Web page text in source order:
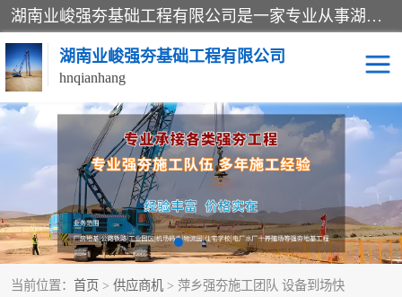
湖南业峻强夯基础工程有限公司是一家专业从事湖南强夯基础工程、强夯机租赁，地基处理的施工单位。业务覆盖：湖南、广东，江西等地。可承接1000KN.m-25000KN.m强夯（置换）工程。公司创始人是国内较早期从事强夯施工的建设者，经过多年的一步一个脚印的发展，在行业内具有较高的度和良好的口碑。
湖南业峻强夯基础工程有限公司
hnqianhang
当前位置： 首页 > 供应商机 > 萍乡强夯施工团队 设备到场快
强夯施工案例 强夯机租赁
强夯施工工程 强夯施工队伍
强夯队伍